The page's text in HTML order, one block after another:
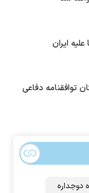
ایران
توافقنامه دفاعی
دوجداره